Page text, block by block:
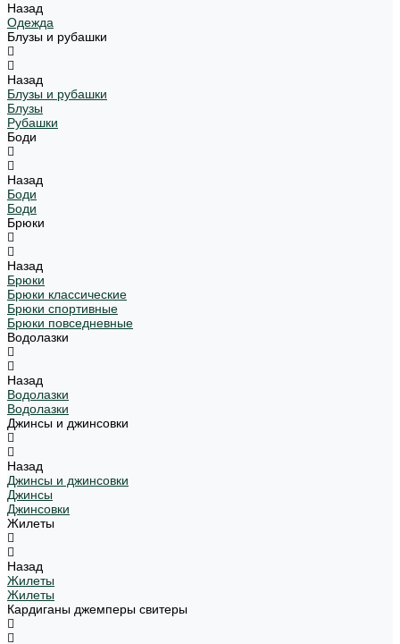
Назад
Одежда
Блузы и рубашки
Назад
Блузы и рубашки
Блузы
Рубашки
Боди
Назад
Боди
Боди
Брюки
Назад
Брюки
Брюки классические
Брюки спортивные
Брюки повседневные
Водолазки
Назад
Водолазки
Водолазки
Джинсы и джинсовки
Назад
Джинсы и джинсовки
Джинсы
Джинсовки
Жилеты
Назад
Жилеты
Жилеты
Кардиганы джемперы свитеры